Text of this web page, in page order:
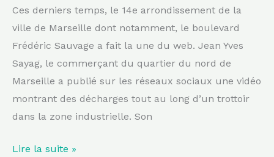
Ces derniers temps, le 14e arrondissement de la
ville de Marseille dont notamment, le boulevard
Frédéric Sauvage a fait la une du web. Jean Yves
Sayag, le commerçant du quartier du nord de
Marseille a publié sur les réseaux sociaux une vidéo
montrant des décharges tout au long d’un trottoir
dans la zone industrielle. Son
Lire la suite »